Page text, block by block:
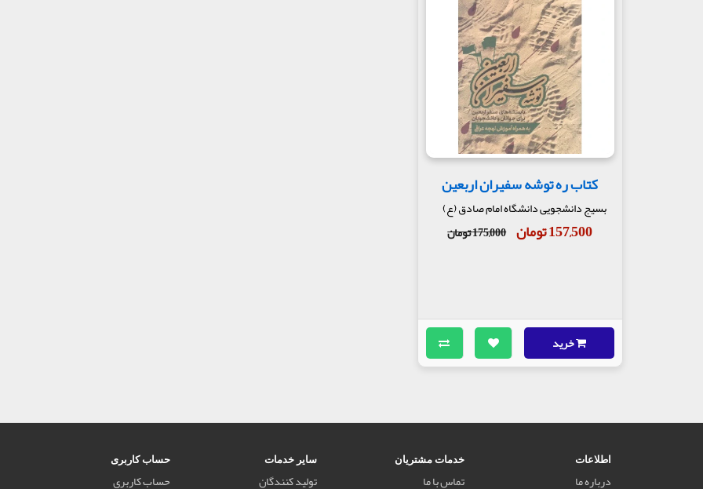
کتاب ره توشه سفیران اربعین
بسیج دانشجویی دانشگاه امام صادق (ع)
157,500 تومان 175,000 تومان
خرید
اطلاعات
درباره ما
خدمات مشتریان
تماس با ما
سایر خدمات
تولید کنندگان
حساب کاربری
حساب کاربری